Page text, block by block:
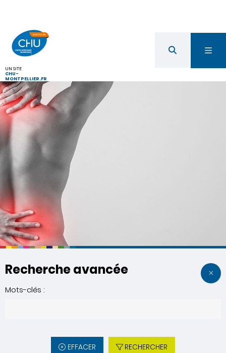
UN SITE
CHU-
MONTPELLIER.FR
Recherche avancée
Mots-clés :
EFFACER RECHERCHER